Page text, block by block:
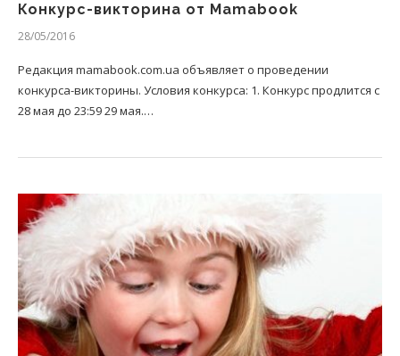
Конкурс-викторина от Mamabook
28/05/2016
Редакция mamabook.com.ua объявляет о проведении
конкурса-викторины. Условия конкурса: 1. Конкурс продлится с
28 мая до 23:59 29 мая.…